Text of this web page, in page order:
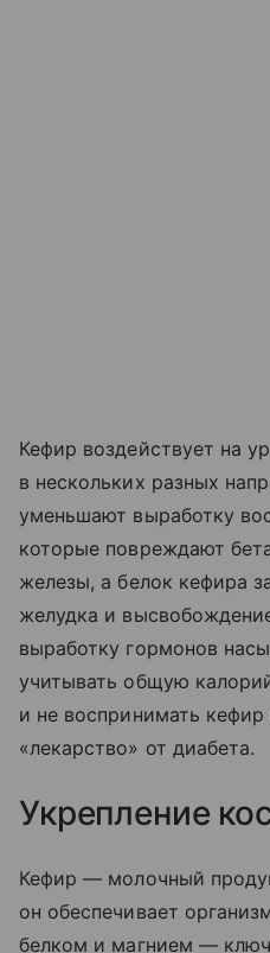
Кефир воздействует на
в нескольких разных
уменьшают выработку
которые повреждают
железы, а белок кефира
желудка и
выработку гормонов
учитывать общую
и не воспринимать
«лекарство» от диабета.
Укрепление
Кефир — молочный
он обеспечивает
белком и магнием —